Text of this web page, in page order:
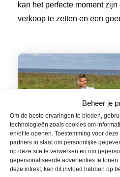
Beheer je
Om de beste ervaringen te bieden,
technologieën zoals cookies om
en/of te openen. Toestemming voor
partners in staat om persoonlijke
op deze site te verwerken en om
gepersonaliseerde advertenties te
deze intrekt, kan dit invloed hebben op
kan het perfecte moment
verkoop te zetten en een